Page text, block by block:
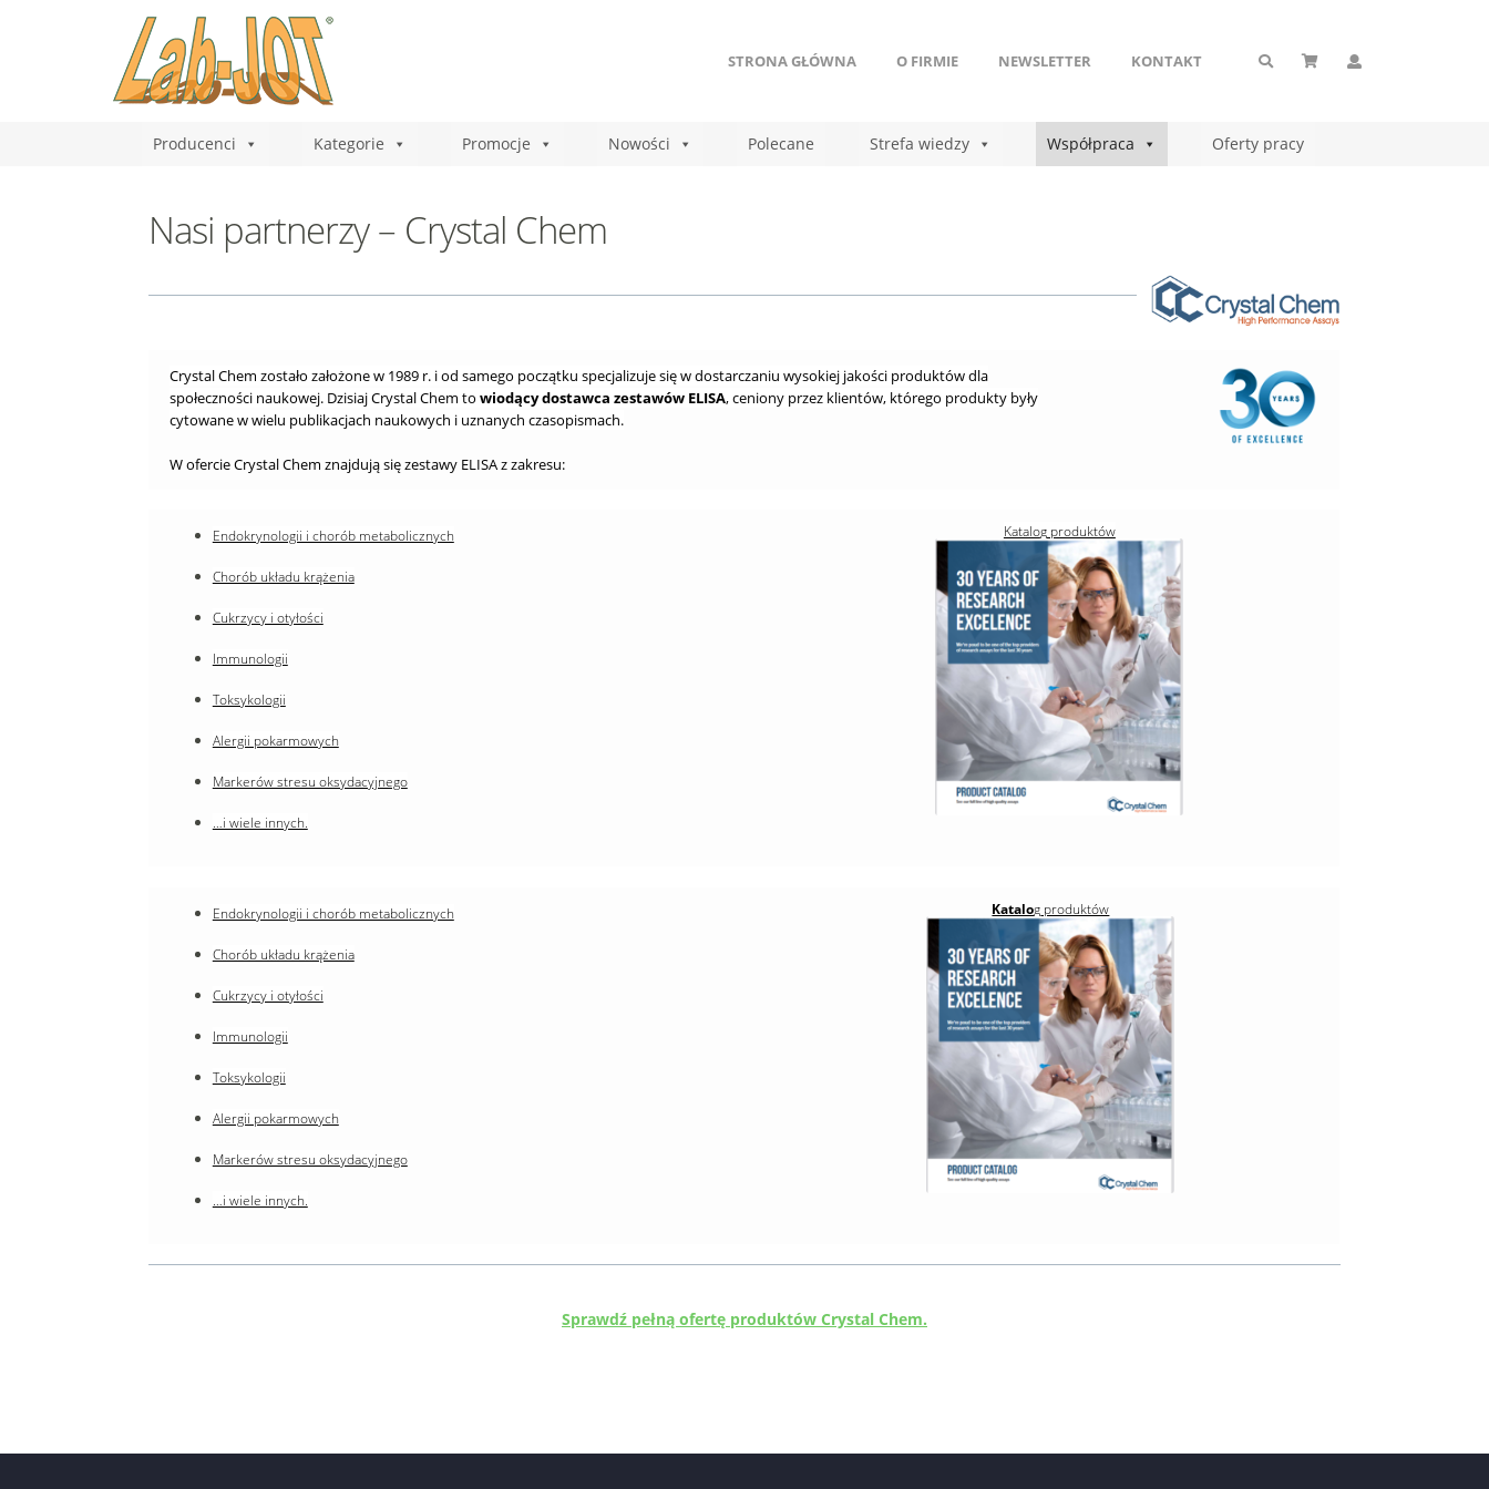
STRONA GŁÓWNA O FIRMIE NEWSLETTER KONTAKT
Producenci Kategorie Promocje Nowości Polecane Strefa wiedzy Współpraca Oferty pracy
Nasi partnerzy – Crystal Chem
Crystal Chem zostało założone w 1989 r. i od samego początku specjalizuje się w dostarczaniu wysokiej jakości produktów dla
społeczności naukowej. Dzisiaj Crystal Chem to wiodący dostawca zestawów ELISA, ceniony przez klientów, którego produkty były
cytowane w wielu publikacjach naukowych i uznanych czasopismach.
W ofercie Crystal Chem znajdują się zestawy ELISA z zakresu:
Endokrynologii i chorób metabolicznych
Chorób układu krążenia
Cukrzycy i otyłości
Immunologii
Toksykologii
Alergii pokarmowych
Markerów stresu oksydacyjnego
…i wiele innych.
Katalogproduktów
Endokrynologii i chorób metabolicznych
Chorób układu krążenia
Cukrzycy i otyłości
Immunologii
Toksykologii
Alergii pokarmowych
Markerów stresu oksydacyjnego
…i wiele innych.
Katalog produktów
Sprawdź pełną ofertę produktów Crystal Chem.